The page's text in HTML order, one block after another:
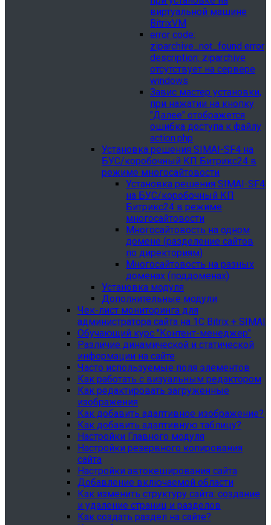
виртуальной машине
BitrixVM
error сode:
ziparchive_not_found error
description: ziparchive
отсутствует на сервере
windows
Завис мастер установки,
при нажатии на кнопку
"Далее" отображется
ошибка доступа к файлу
action.php
Установка решения SIMAI-SF4 на
БУС/коробочный КП Битрикс24 в
режиме многосайтовости
Установка решения SIMAI-SF4
на БУС/коробочный КП
Битрикс24 в режиме
многосайтовости
Многосайтовость на одном
домене (разделение сайтов
по директориям)
Многосайтовость на разных
доменах (поддоменах)
Установка модуля
Дополнительные модули
Чек-лист мониторинга для
администратора сайта на 1С Bitrix + SIMAI
Обучающий курс "Контент-менеджер"
Различие динамической и статической
информации на сайте
Часто используемые поля элементов
Как работать с визуальным редактором
Как редактировать загруженные
изображения
Как добавить адаптивное изображение?
Как добавить адаптивную таблицу?
Настройки Главного модуля
Настройки резервного копирования
сайта
Настройки автокеширования сайта
Добавление включаемой области
Как изменить структуру сайта: создание
и удаление страниц и разделов
Как создать раздел на сайте?